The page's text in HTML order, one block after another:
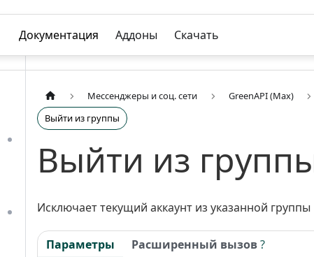
Документация Аддоны Скачать
Мессенджеры и соц. сети GreenAPI (Max)
Выйти из группы
Выйти из
Исключает текущий аккаунт из указанной группы
Параметры Расширенный вызов?